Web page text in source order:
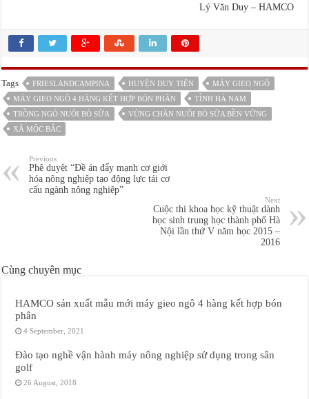
Lý Văn Duy – HAMCO
Tags FRIESLANDCAMPINA HUYỆN DUY TIÊN
MÁY GIEO NGÔ
MÁY GIEO NGÔ 4 HÀNG KẾT HỢP BÓN PHÂN
TỈNH HÀ NAM
TRỒNG NGÔ NUÔI BÒ SỮA
VÙNG CHĂN NUÔI BÒ SỮA BỀN VỮNG
XÃ MỘC BẮC
Previous
Phê duyệt “Đề án đẩy mạnh cơ giới
hóa nông nghiệp tạo động lực tái cơ
cấu ngành nông nghiệp”
Next
Cuộc thi khoa học kỹ thuật dành
học sinh trung học thành phố Hà
Nội lần thứ V năm học 2015 –
2016
Cùng chuyên mục
HAMCO sản xuất mẫu mới máy gieo ngô 4 hàng kết hợp bón
phân
4 September, 2021
Đào tạo nghề vận hành máy nông nghiệp sử dụng trong sân
golf
26 August, 2018